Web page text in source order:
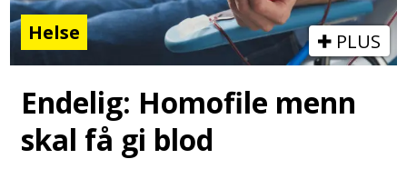
Helse PLUS
Endelig: Homofile menn
skal få gi blod